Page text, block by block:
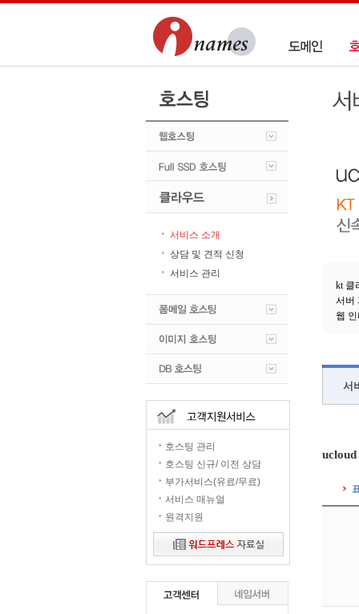
서비스 소개
상담 및 견적 신청
서비스 관리
호스팅 관리
호스팅 신규/ 이전 상담
부가서비스(유료/무료)
서비스 매뉴얼
원격지원
kt 클
서버
웹
서